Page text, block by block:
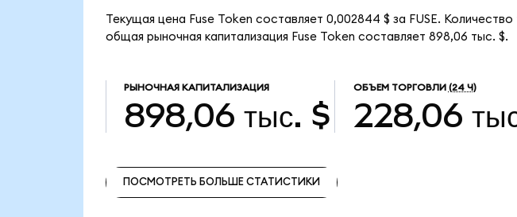
Текущая цена Fuse Token составляет 0,002844 $ за FUSE.
общая рыночная капитализация Fuse Token составляет 898,06 тыс. $.
РЫНОЧНАЯ КАПИТАЛИЗАЦИЯ
898,06 тыс. $
ОБЪЕМ ТОРГОВЛИ (24 Ч)
228,06
ПОСМОТРЕТЬ БОЛЬШЕ СТАТИСТИКИ